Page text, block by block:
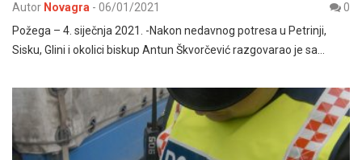
Autor Novagra - 06/01/2021
0
Požega – 4. siječnja 2021. -Nakon nedavnog potresa u Petrinji,
Sisku, Glini i okolici biskup Antun Škvorčević razgovarao je sa…